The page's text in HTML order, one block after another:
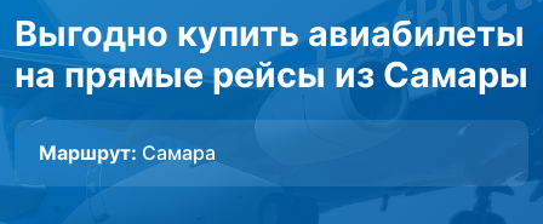
Выгодно купить авиабилеты
на прямые рейсы из Самары
Маршрут: Самара